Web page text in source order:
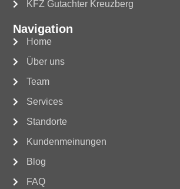
KFZ Gutachter Kreuzberg
Navigation
Home
Über uns
Team
Services
Standorte
Kundenmeinungen
Blog
FAQ